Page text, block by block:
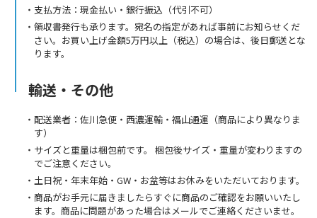
支払方法：現金払い・銀行振込（代引不可）
領収書発行も承ります。宛名の指定があれば事前にお知らせくだ
さい。お買い上げ金額5万円以上（税込）の場合は、後日郵送とな
ります。
輸送・その他
配送業者：佐川急便・西濃運輸・福山通運（商品により異なりま
す）
サイズと重量は梱包前です。 梱包後サイズ・重量が変わりますの
でご注意ください。
土日祝・年末年始・GW・お盆等はお休みをいただいております。
商品がお手元に届きましたらすぐに商品のご確認をお願いいたし
ます。商品に問題があった場合はメールでご連絡くださいませ。